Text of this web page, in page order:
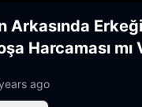
Arkasında
Harcaması mı
ago